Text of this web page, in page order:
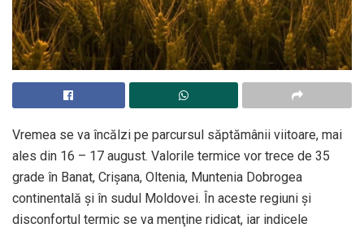
Vremea se va încălzi pe parcursul săptămânii viitoare, mai
ales din 16 – 17 august. Valorile termice vor trece de 35
grade în Banat, Crişana, Oltenia, Muntenia Dobrogea
continentală și în sudul Moldovei. În aceste regiuni și
disconfortul termic se va menţine ridicat, iar indicele